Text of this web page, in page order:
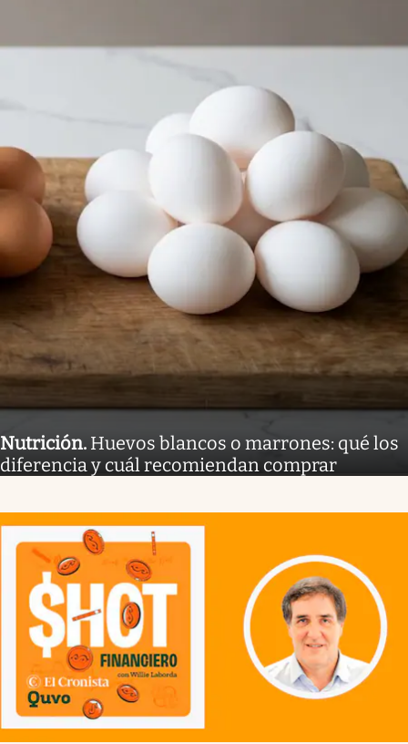
Nutrición. Huevos blancos o marrones: qué los
diferencia y cuál recomiendan comprar